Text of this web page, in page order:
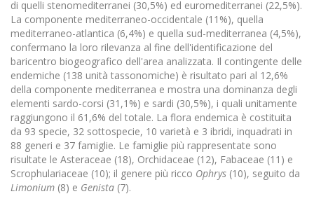
di quelli stenomediterranei (30,5%) ed euromediterranei (22,5%).
La componente mediterraneo-occidentale (11%), quella
mediterraneo-atlantica (6,4%) e quella sud-mediterranea (4,5%),
confermano la loro rilevanza al fine dell'identificazione del
baricentro biogeografico dell'area analizzata. Il contingente delle
endemiche (138 unità tassonomiche) è risultato pari al 12,6%
della componente mediterranea e mostra una dominanza degli
elementi sardo-corsi (31,1%) e sardi (30,5%), i quali unitamente
raggiungono il 61,6% del totale. La flora endemica è costituita
da 93 specie, 32 sottospecie, 10 varietà e 3 ibridi, inquadrati in
88 generi e 37 famiglie. Le famiglie più rappresentate sono
risultate le Asteraceae (18), Orchidaceae (12), Fabaceae (11) e
Scrophulariaceae (10); il genere più ricco Ophrys (10), seguito da
Limonium (8) e Genista (7).